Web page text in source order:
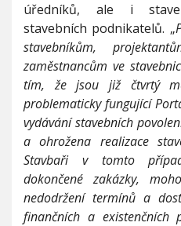
úředníků, ale i
stavebních podnikatelů. „
stavebníkům,
zaměstnancům ve
tím, že jsou již čtvrtý
problematicky fungující
vydávání stavebních
a ohrožena realizace
Stavbaři v tomto
dokončené zakázky,
nedodržení termínů a
finančních a existenčních